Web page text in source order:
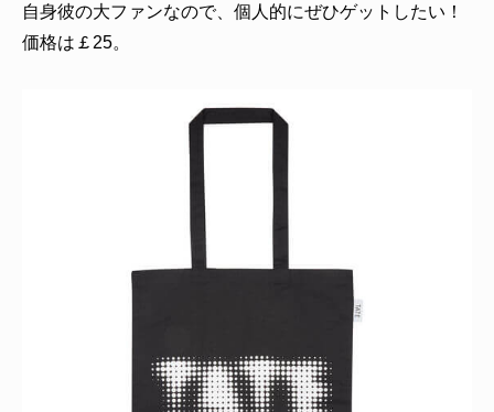
自身彼の大ファンなので、個人的にぜひゲットしたい！
価格は￡25。